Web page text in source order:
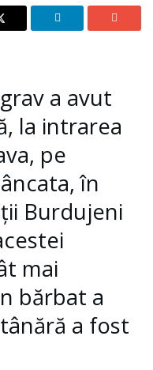
a avut
la intrarea
pe
în
Burdujeni
mai
bărbat a
a fost